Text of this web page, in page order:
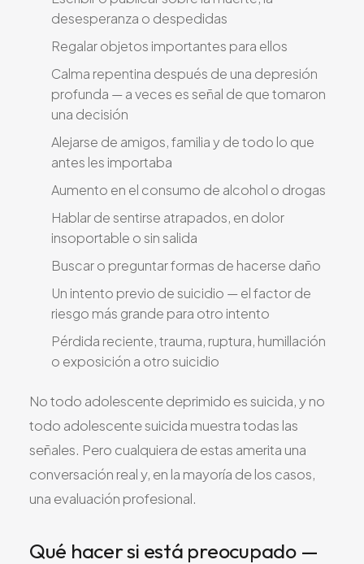
desesperanza o despedidas
Regalar objetos importantes para ellos
Calma repentina después de una depresión
profunda — a veces es señal de que tomaron
una decisión
Alejarse de amigos, familia y de todo lo que
antes les importaba
Aumento en el consumo de alcohol o drogas
Hablar de sentirse atrapados, en dolor
insoportable o sin salida
Buscar o preguntar formas de hacerse daño
Un intento previo de suicidio — el factor de
riesgo más grande para otro intento
Pérdida reciente, trauma, ruptura, humillación
o exposición a otro suicidio
No todo adolescente deprimido es suicida, y no
todo adolescente suicida muestra todas las
señales. Pero cualquiera de estas amerita una
conversación real y, en la mayoría de los casos,
una evaluación profesional.
Qué hacer si está preocupado —